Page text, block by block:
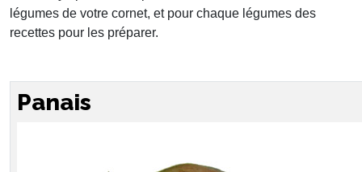
légumes de votre cornet, et pour chaque légumes des
recettes pour les préparer.
Panais